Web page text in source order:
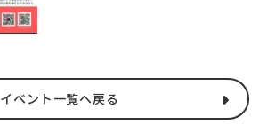
イベント一覧へ戻る